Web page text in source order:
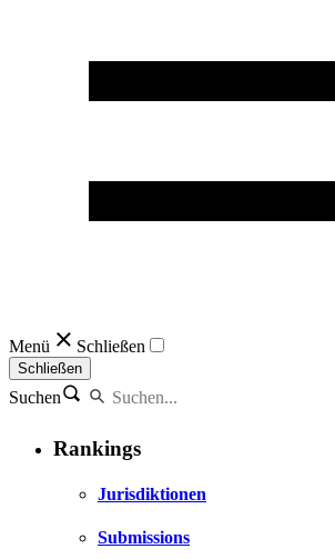
Menü Schließen
Schließen
Suchen
Rankings
Jurisdiktionen
Submissions